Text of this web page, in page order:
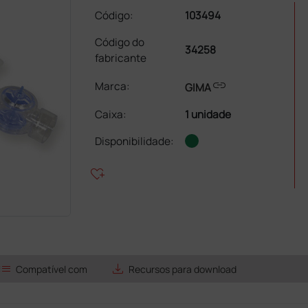
Código:
103494
Código do
fabricante
34258
Marca: GIMAlink
Caixa:
1 unidade
Disponibilidade:
heart_plus
list Compatível com save_alt Recursos para download